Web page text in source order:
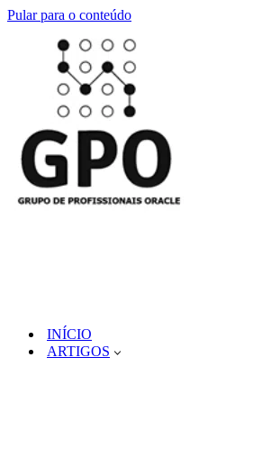
Pular para o conteúdo
INÍCIO
ARTIGOS